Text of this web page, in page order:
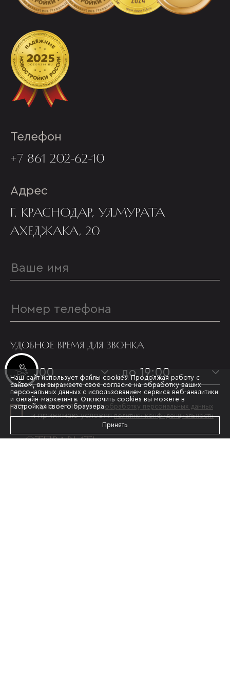
Инвестиционные лоты
Телефон
+7 861 202-62-10
Адрес
Г. КРАСНОДАР, УЛ.МУРАТА
АХЕДЖАКА, 20
УДОБНОЕ ВРЕМЯ ДЛЯ ЗВОНКА
с 09:00 до 19:00
Я даю согласие наобработку персональных данных
и принимаю условияполитики конфиденциальности
ОТПРАВИТЬ
Наш сайт использует файлы cookies. Продолжая работу с
сайтом, вы выражаете своё согласие на обработку ваших
персональных данных с использованием сервиса веб-аналитики
и онлайн-маркетинга. Отключить cookies вы можете в
настройках своего браузера.
Принять